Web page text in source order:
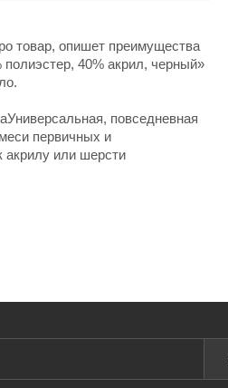
товар, опишет преимущества
40% акрил, черный»
повседневная
первичных и
акрилу или шерсти